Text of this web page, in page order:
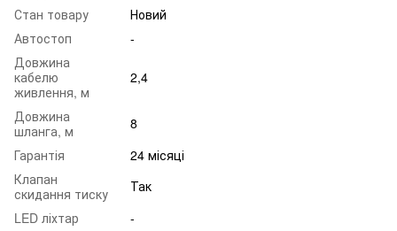
Стан товару
Новий
Автостоп
-
Довжина
кабелю
живлення, м
2,4
Довжина
шланга, м
8
Гарантія
24 місяці
Клапан
скидання тиску
Так
LED ліхтар
-